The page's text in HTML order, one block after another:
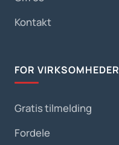
Kontakt
FOR VIRKSOMHEDER
Gratis tilmelding
Fordele